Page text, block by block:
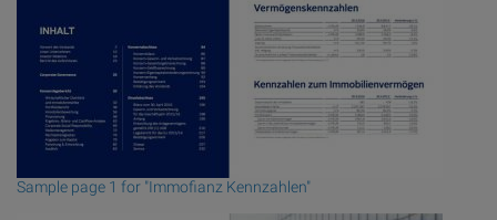
Sample page 1 for "Immofianz Kennzahlen"